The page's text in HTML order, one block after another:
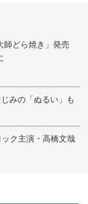
師どら焼き」発売
みの「ぬるい」も
ク主演・高橋文哉